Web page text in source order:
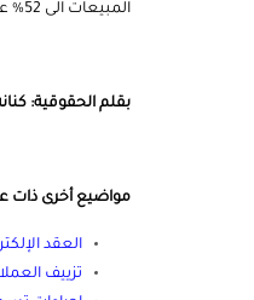
المبيعات الى 52% عالميا.
بقلم الحقوقية:
مواضيع أخرى ذات
العقد
تزييف